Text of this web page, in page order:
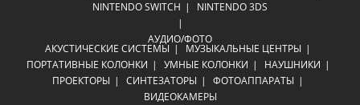
NINTENDO SWITCH
NINTENDO 3DS
АУДИО/ФОТО
АКУСТИЧЕСКИЕ СИСТЕМЫ
МУЗЫКАЛЬНЫЕ ЦЕНТРЫ
ПОРТАТИВНЫЕ КОЛОНКИ
УМНЫЕ КОЛОНКИ
НАУШНИКИ
ПРОЕКТОРЫ
СИНТЕЗАТОРЫ
ФОТОАППАРАТЫ
ВИДЕОКАМЕРЫ